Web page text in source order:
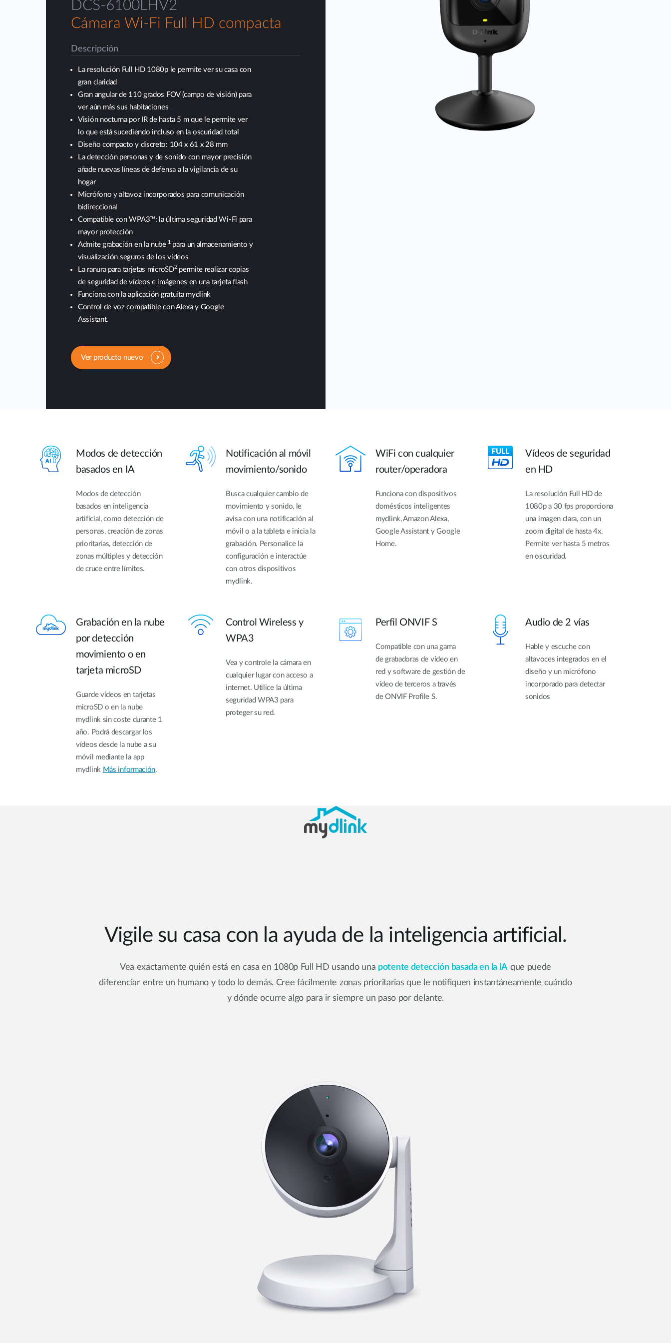
DCS-6100LHV2
Cámara Wi-Fi Full HD compacta
Descripción
La resolución Full HD 1080p le permite ver su casa con
gran claridad
Gran angular de 110 grados FOV (campo de visión) para
ver aún más sus habitaciones
Visión nocturna por IR de hasta 5 m que le permite ver
lo que está sucediendo incluso en la oscuridad total
Diseño compacto y discreto: 104 x 61 x 28 mm
La detección personas y de sonido con mayor precisión
añade nuevas líneas de defensa a la vigilancia de su
hogar
Micrófono y altavoz incorporados para comunicación
bidireccional
Compatible con WPA3™: la última seguridad Wi-Fi para
mayor protección
Admite grabación en la nube 1para un almacenamiento y
visualización seguros de los vídeos
La ranura para tarjetas microSD2permite realizar copias
de seguridad de vídeos e imágenes en una tarjeta flash
Funciona con la aplicación gratuita mydlink
Control de voz compatible con Alexa y Google
Assistant.
Ver producto nuevo
Modos de detección
basados en IA
Modos de detección
basados en inteligencia
artificial, como detección de
personas, creación de zonas
prioritarias, detección de
zonas múltiples y detección
de cruce entre límites.
Notificación al móvil
movimiento/sonido
Busca cualquier cambio de
movimiento y sonido, le
avisa con una notificación al
móvil o a la tableta e inicia la
grabación. Personalice la
configuración e interactúe
con otros dispositivos
mydlink.
WiFi con cualquier
router/operadora
Funciona con dispositivos
domésticos inteligentes
mydlink, Amazon Alexa,
Google Assistant y Google
Home.
Vídeos de seguridad
en HD
La resolución Full HD de
1080p a 30 fps proporciona
una imagen clara, con un
zoom digital de hasta 4x.
Permite ver hasta 5 metros
en oscuridad.
Grabación en la nube
por detección
movimiento o en
tarjeta microSD
Guarde vídeos en tarjetas
microSD o en la nube
mydlink sin coste durante 1
año. Podrá descargar los
vídeos desde la nube a su
móvil mediante la app
mydlink Más información.
Control Wireless y
WPA3
Vea y controle la cámara en
cualquier lugar con acceso a
internet. Utilice la última
seguridad WPA3 para
proteger su red.
Perfil ONVIF S
Compatible con una gama
de grabadoras de vídeo en
red y software de gestión de
vídeo de terceros a través
de ONVIF Profile S.
Audio de 2 vías
Hable y escuche con
altavoces integrados en el
diseño y un micrófono
incorporado para detectar
sonidos
Vigile su casa con la ayuda de la inteligencia artificial.
Vea exactamente quién está en casa en 1080p Full HD usando una potente detección basada en la IA que puede
diferenciar entre un humano y todo lo demás. Cree fácilmente zonas prioritarias que le notifiquen instantáneamente cuándo
y dónde ocurre algo para ir siempre un paso por delante.